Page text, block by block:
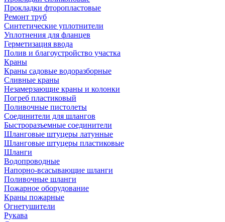
Прокладки фторопластовые
Ремонт труб
Синтетические уплотнители
Уплотнения для фланцев
Герметизация ввода
Полив и благоустройство участка
Краны
Краны садовые водоразборные
Сливные краны
Незамерзающие краны и колонки
Погреб пластиковый
Поливочные пистолеты
Соединители для шлангов
Быстроразъемные соединители
Шланговые штуцеры латунные
Шланговые штуцеры пластиковые
Шланги
Водопроводные
Напорно-всасывающие шланги
Поливочные шланги
Пожарное оборудование
Краны пожарные
Огнетушители
Рукава